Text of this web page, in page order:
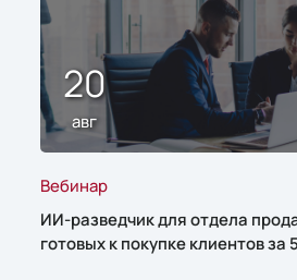
20
авг
Вебинар
ИИ-разведчик для отдела
готовых к покупке клиентов за